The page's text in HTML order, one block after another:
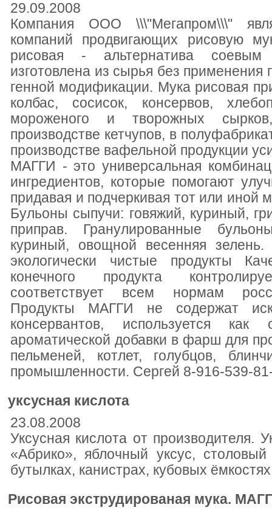
29.09.2008
Компания ООО \\\"Мегапром\\\"
компаний продвигающих рисовую
рисовая - альтернатива
изготовлена из сырья без применения
генной модификации. Мука рисовая
колбас, сосисок, консервов,
мороженого и творожных
производстве кетчупов, в
производстве вафельной продукции
МАГГИ - это универсальная
ингредиентов, которые помогают
придавая и подчеркивая тот или иной
Бульоны сыпучи: говяжий, куриный,
приправ. Гранулированные
куриный, овощной весенняя
экологически чистые продукты
конечного продукта
соответствует всем нормам
Продукты МАГГИ не содержат
консервантов, используется
ароматической добавки в фарш для
пельменей, котлет, голубцов,
промышленности. Сергей 8-916-539-
уксусная кислота
23.08.2008
Уксусная кислота от производителя.
«Абрико», яблочный уксус,
бутылках, канистрах, кубовых
Рисовая экструдированая мука.